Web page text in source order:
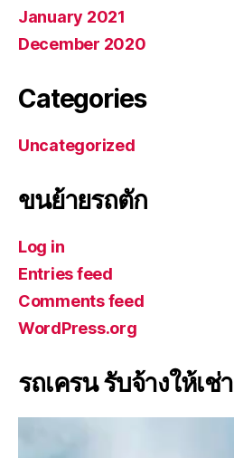
January 2021
December 2020
Categories
Uncategorized
ขนย้ายรถตัก
Log in
Entries feed
Comments feed
WordPress.org
รถเครน รับจ้างให้เช่า